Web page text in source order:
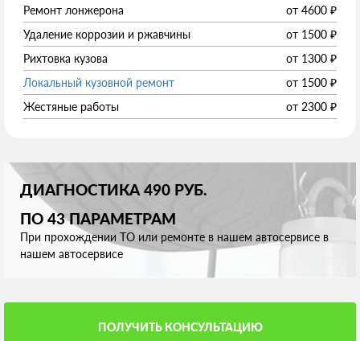
Ремонт лонжерона
от 4600 ₽
Удаление коррозии и ржавчины
от 1500 ₽
Рихтовка кузова
от 1300 ₽
Локальный кузовной ремонт
от 1500 ₽
Жестяные работы
от 2300 ₽
ДИАГНОСТИКА 490 РУБ.
ПО 43 ПАРАМЕТРАМ
При прохождении ТО или ремонте в нашем автосервисе в
нашем автосервисе
ПОЛУЧИТЬ КОНСУЛЬТАЦИЮ